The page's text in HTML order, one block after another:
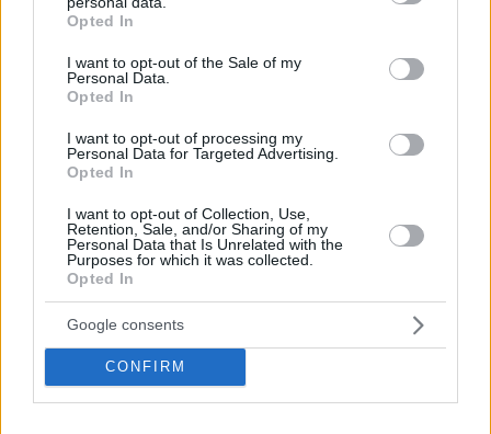
grant or deny consent to Google and its third-party tags to
use your data for below specified purposes in below Google
consent section.
Opted In
I want to opt-out of the Sale of my
Personal Data.
Opted In
I want to opt-out of processing my
Personal Data for Targeted Advertising.
Opted In
I want to opt-out of Collection, Use,
Retention, Sale, and/or Sharing of my
Personal Data that Is Unrelated with the
Purposes for which it was collected.
Opted In
Google consents
CONFIRM
20.05.2025, 17:02
NASA..
ΑΠΑΝΤΗΣΗ
ΠΡΟΣΘΗΚΗ ΣΧΟΛΙΟΥ
ΌΝΟΜΑ *
EMAIL